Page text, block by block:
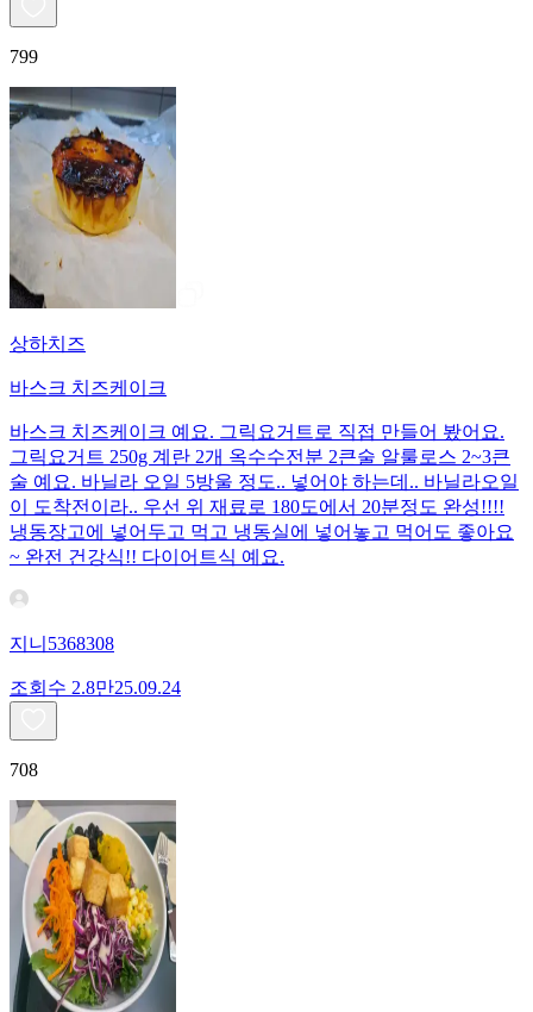
799
상하치즈
바스크 치즈케이크
바스크 치즈케이크 예요. 그릭요거트로 직접 만들어 봤어요.
그릭요거트 250g 계란 2개 옥수수전분 2큰술 알룰로스 2~3큰
술 예요. 바닐라 오일 5방울 정도.. 넣어야 하는데.. 바닐라오일
이 도착전이라.. 우선 위 재료로 180도에서 20분정도 완성!!!!
냉동장고에 넣어두고 먹고 냉동실에 넣어놓고 먹어도 좋아요
~ 완전 건강식!! 다이어트식 예요.
지니5368308
조회수 2.8만25.09.24
708